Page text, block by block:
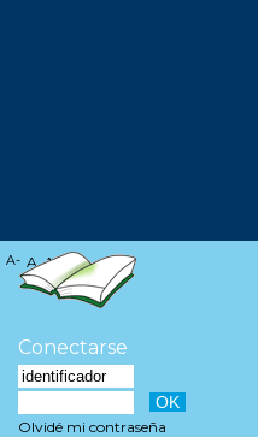
A- A A+
Conectarse
Olvidé mi contraseña